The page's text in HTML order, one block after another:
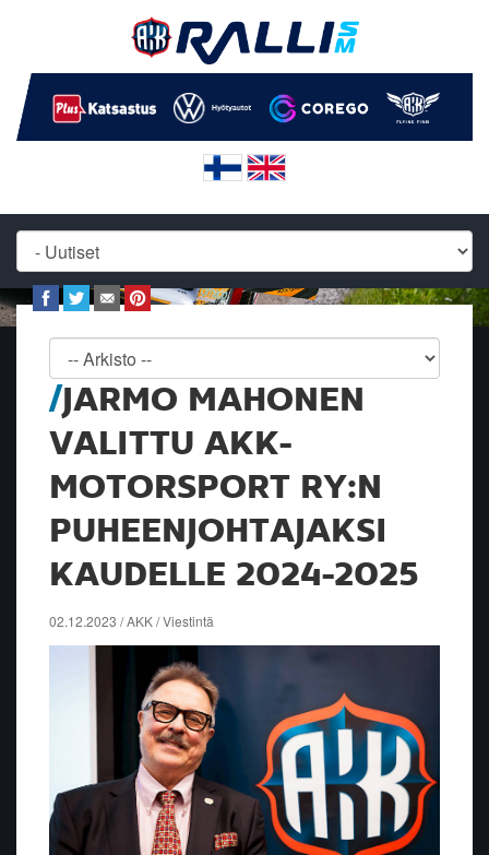
JARMO MAHONEN
VALITTU AKK-
MOTORSPORT RY:N
PUHEENJOHTAJAKSI
KAUDELLE 2024-2025
02.12.2023 / AKK / Viestintä